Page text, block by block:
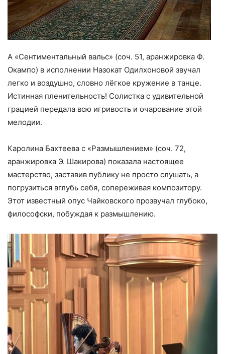
А «Сентиментальный вальс» (соч. 51, аранжировка Ф.
Окампо) в исполнении Назокат Одилхоновой звучал
легко и воздушно, словно лёгкое кружение в танце.
Истинная пленительность! Солистка с удивительной
грацией передала всю игривость и очарование этой
мелодии.
Каролина Бахтеева с «Размышлением» (соч. 72,
аранжировка Э. Шакирова) показала настоящее
мастерство, заставив публику не просто слушать, а
погрузиться вглубь себя, сопереживая композитору.
Этот известный опус Чайковского прозвучал глубоко,
философски, побуждая к размышлению.